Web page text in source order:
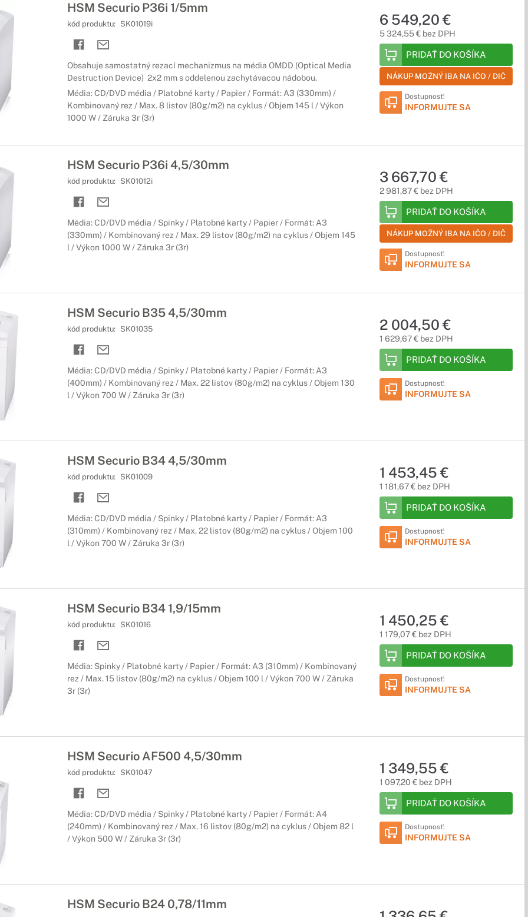
HSM Securio P36i 1/5mm
kód produktu: SK01019i
Obsahuje samostatný rezací mechanizmus na média OMDD (Optical Media
Destruction Device) 2x2 mm s oddelenou zachytávacou nádobou.
Média: CD/DVD média / Platobné karty / Papier / Formát: A3 (330mm) /
Kombinovaný rez / Max. 8 listov (80g/m2) na cyklus / Objem 145 l / Výkon
1000 W / Záruka 3r (3r)
6 549,20 €
5 324,55 € bez DPH
PRIDAŤ DO KOŠÍKA
NÁKUP MOŽNÝ IBA NA IČO / DIČ
Dostupnosť:
INFORMUJTE SA
HSM Securio P36i 4,5/30mm
kód produktu: SK01012i
Média: CD/DVD média / Spinky / Platobné karty / Papier / Formát: A3
(330mm) / Kombinovaný rez / Max. 29 listov (80g/m2) na cyklus / Objem 145
l / Výkon 1000 W / Záruka 3r (3r)
3 667,70 €
2 981,87 € bez DPH
PRIDAŤ DO KOŠÍKA
NÁKUP MOŽNÝ IBA NA IČO / DIČ
Dostupnosť:
INFORMUJTE SA
HSM Securio B35 4,5/30mm
kód produktu: SK01035
Média: CD/DVD média / Spinky / Platobné karty / Papier / Formát: A3
(400mm) / Kombinovaný rez / Max. 22 listov (80g/m2) na cyklus / Objem 130
l / Výkon 700 W / Záruka 3r (3r)
2 004,50 €
1 629,67 € bez DPH
PRIDAŤ DO KOŠÍKA
Dostupnosť:
INFORMUJTE SA
HSM Securio B34 4,5/30mm
kód produktu: SK01009
Média: CD/DVD média / Spinky / Platobné karty / Papier / Formát: A3
(310mm) / Kombinovaný rez / Max. 22 listov (80g/m2) na cyklus / Objem 100
l / Výkon 700 W / Záruka 3r (3r)
1 453,45 €
1 181,67 € bez DPH
PRIDAŤ DO KOŠÍKA
Dostupnosť:
INFORMUJTE SA
HSM Securio B34 1,9/15mm
kód produktu: SK01016
Média: Spinky / Platobné karty / Papier / Formát: A3 (310mm) / Kombinovaný
rez / Max. 15 listov (80g/m2) na cyklus / Objem 100 l / Výkon 700 W / Záruka
3r (3r)
1 450,25 €
1 179,07 € bez DPH
PRIDAŤ DO KOŠÍKA
Dostupnosť:
INFORMUJTE SA
HSM Securio AF500 4,5/30mm
kód produktu: SK01047
Média: CD/DVD média / Spinky / Platobné karty / Papier / Formát: A4
(240mm) / Kombinovaný rez / Max. 16 listov (80g/m2) na cyklus / Objem 82 l
/ Výkon 500 W / Záruka 3r (3r)
1 349,55 €
1 097,20 € bez DPH
PRIDAŤ DO KOŠÍKA
Dostupnosť:
INFORMUJTE SA
HSM Securio B24 0,78/11mm